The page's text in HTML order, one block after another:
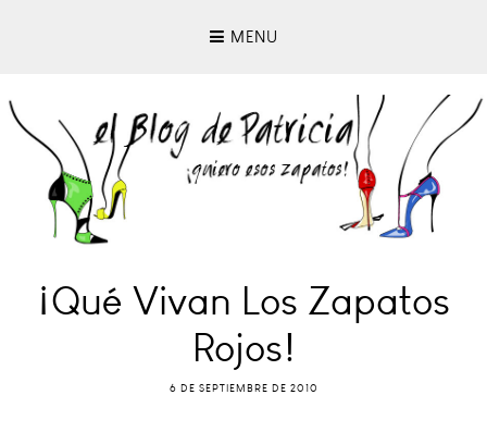
MENU
¡Qué Vivan Los Zapatos
Rojos!
6 DE SEPTIEMBRE DE 2010